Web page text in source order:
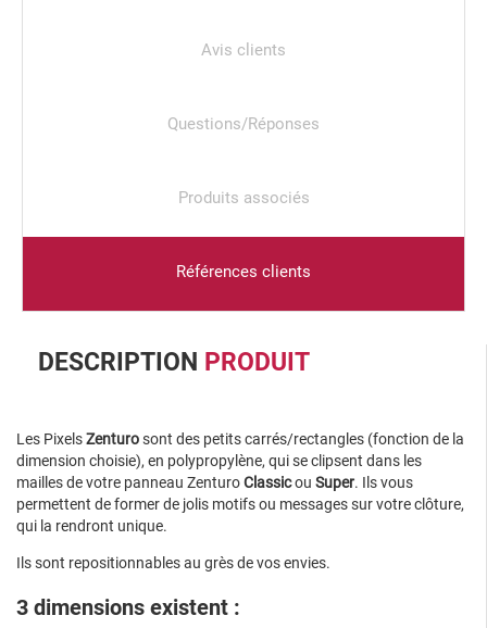
Avis clients
Questions/Réponses
Produits associés
Références clients
DESCRIPTION PRODUIT
Les PixelsZenturosont des petits carrés/rectangles (fonction de la
dimension choisie), en polypropylène, qui se clipsent dans les
mailles de votre panneau ZenturoClassicou Super. Ils vous
permettent de former de jolis motifs ou messages sur votre clôture,
qui la rendront unique.
Ils sont repositionnables au grès de vos envies.
3 dimensions existent :